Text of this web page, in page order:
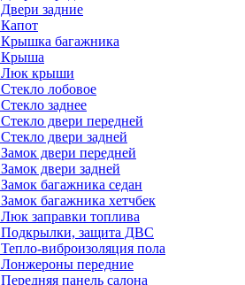
Двери задние
Капот
Крышка багажника
Крыша
Люк крыши
Стекло лобовое
Стекло заднее
Стекло двери передней
Стекло двери задней
Замок двери передней
Замок двери задней
Замок багажника седан
Замок багажника хетчбек
Люк заправки топлива
Подкрылки, защита ДВС
Тепло-виброизоляция пола
Лонжероны передние
Передняя панель салона